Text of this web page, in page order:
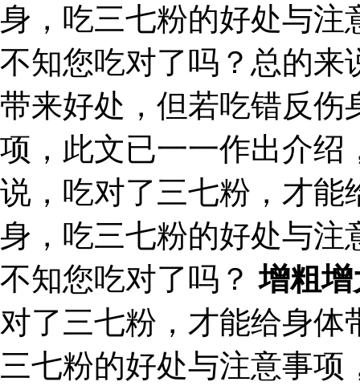
身，吃三七粉的好处与注
不知您吃对了吗？总的来
带来好处，但若吃错反伤
项，此文已一一作出介绍
说，吃对了三七粉，才能
身，吃三七粉的好处与注
不知您吃对了吗？增粗
对了三七粉，才能给身
三七粉的好处与注意事